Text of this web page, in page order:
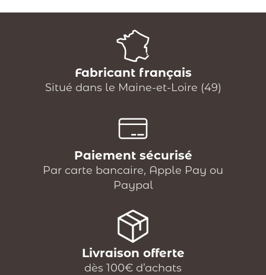
Fabricant français
Situé dans le Maine-et-Loire (49)
Paiement sécurisé
Par carte bancaire, Apple Pay ou
Paypal
Livraison offerte
dès 100€ d’achats